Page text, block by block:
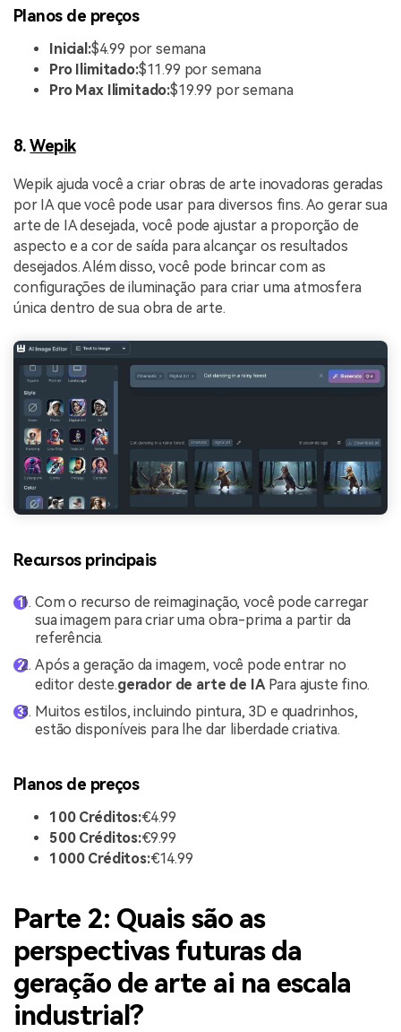
Planos de preços
Inicial:$4.99 por semana
Pro Ilimitado:$11.99 por semana
Pro Max Ilimitado:$19.99 por semana
8.Wepik
Wepik ajuda você a criar obras de arte inovadoras geradas
por IA que você pode usar para diversos fins. Ao gerar sua
arte de IA desejada, você pode ajustar a proporção de
aspecto e a cor de saída para alcançar os resultados
desejados. Além disso, você pode brincar com as
configurações de iluminação para criar uma atmosfera
única dentro de sua obra de arte.
Recursos principais
Com o recurso de reimaginação, você pode carregar
sua imagem para criar uma obra-prima a partir da
referência.
Após a geração da imagem, você pode entrar no
editor deste.gerador de arte de IA Para ajuste fino.
Muitos estilos, incluindo pintura, 3D e quadrinhos,
estão disponíveis para lhe dar liberdade criativa.
Planos de preços
100 Créditos:€4.99
500 Créditos:€9.99
1000 Créditos:€14.99
Parte 2: Quais são as
perspectivas futuras da
geração de arte ai na escala
industrial?